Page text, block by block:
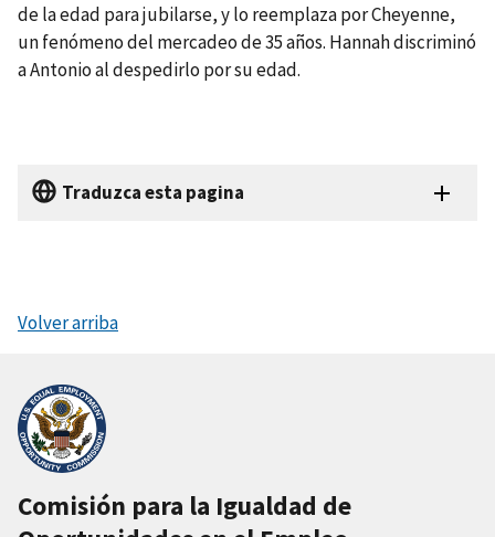
de la edad para jubilarse, y lo reemplaza por Cheyenne,
un fenómeno del mercadeo de 35 años. Hannah discriminó
a Antonio al despedirlo por su edad.
Traduzca esta pagina
Volver arriba
Comisión para la Igualdad de